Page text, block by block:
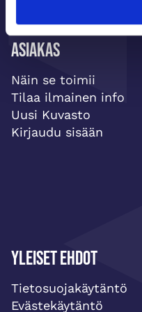
Asiakas
Näin se toimii
Tilaa ilmainen info
Uusi Kuvasto
Kirjaudu sisään
Yleiset ehdot
Tietosuojakäytäntö
Evästekäytäntö